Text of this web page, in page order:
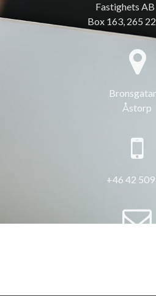
Fastighets
Box 163, 265
Åstorp
+46 42